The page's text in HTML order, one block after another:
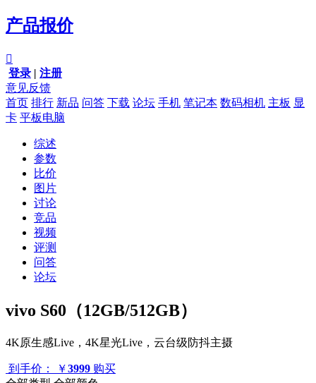
产品报价

登录 | 注册
意见反馈
首页 排行 新品 问答 下载 论坛 手机 笔记本 数码相机 主板 显
卡 平板电脑
综述
参数
比价
图片
讨论
竞品
视频
评测
问答
论坛
vivo S60（12GB/512GB）
4K原生感Live，4K星光Live，云台级防抖主摄
到手价： ￥3999 购买